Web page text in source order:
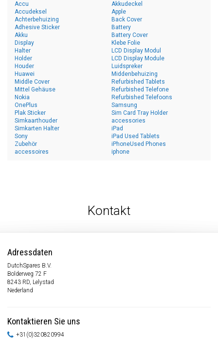
Accu
Accudeksel
Achterbehuizing
Adhesive Sticker
Akku
Akkudeckel
Apple
Back Cover
Battery
Battery Cover
Display
Halter
Holder
Houder
Huawei
Klebe Folie
LCD Display Modul
LCD Display Module
Luidspreker
Middenbehuizing
Middle Cover
Mittel Gehäuse
Nokia
OnePlus
Plak Sticker
Refurbished Tablets
Refurbished Telefone
Refurbished Telefoons
Samsung
Sim Card Tray Holder
Simkaarthouder
Simkarten Halter
Sony
Zubehör
accessoires
accessories
iPad
iPad Used Tablets
iPhoneUsed Phones
iphone
Kontakt
Adressdaten
DutchSpares B.V.
Bolderweg 72 F
8243 RD, Lelystad
Nederland
Kontaktieren Sie uns
+31(0)320820994